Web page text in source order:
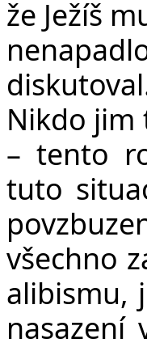
že Ježíš
Nikdo jim
– tento
tuto
všechno
alibismu,
nasazení